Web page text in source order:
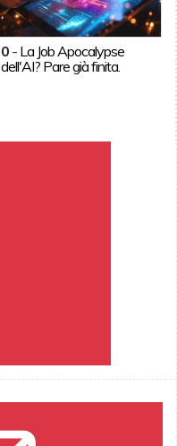
0 - La Job Apocalypse
dell'AI? Pare già finita.